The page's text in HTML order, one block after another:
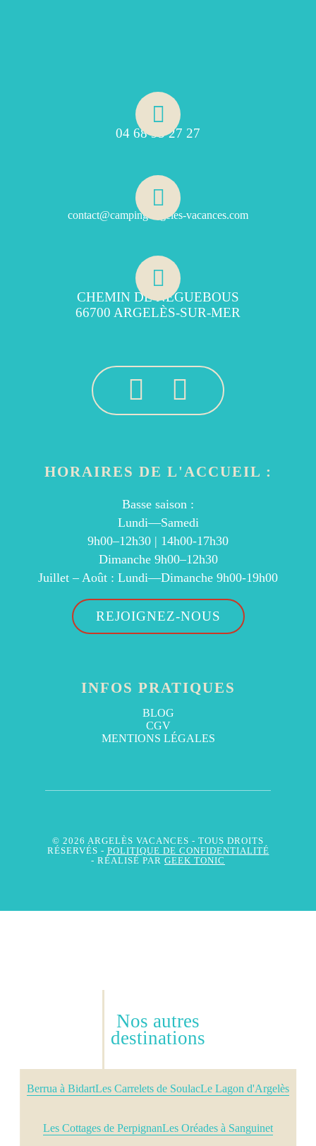
04 68 95 27 27
contact@camping-argeles-vacances.com
CHEMIN DE NÉGUEBOUS
66700 ARGELÈS-SUR-MER
HORAIRES DE L'ACCUEIL :
Basse saison :
Lundi—Samedi
9h00–12h30 | 14h00-17h30
Dimanche 9h00–12h30
Juillet – Août : Lundi—Dimanche 9h00-19h00
REJOIGNEZ-NOUS
INFOS PRATIQUES
BLOG
CGV
MENTIONS LÉGALES
© 2026 ARGELÈS VACANCES - TOUS DROITS
RÉSERVÉS - POLITIQUE DE CONFIDENTIALITÉ
- RÉALISÉ PAR GEEK TONIC
Nos autres
destinations
Berrua à BidartLes Carrelets de SoulacLe Lagon d'Argelès
Les Cottages de PerpignanLes Oréades à Sanguinet